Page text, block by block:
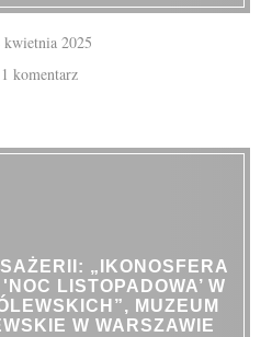
kwietnia 2025
1 komentarz
„IKONOSFERA
LISTOPADOWA’ W
MUZEUM
W WARSZAWIE